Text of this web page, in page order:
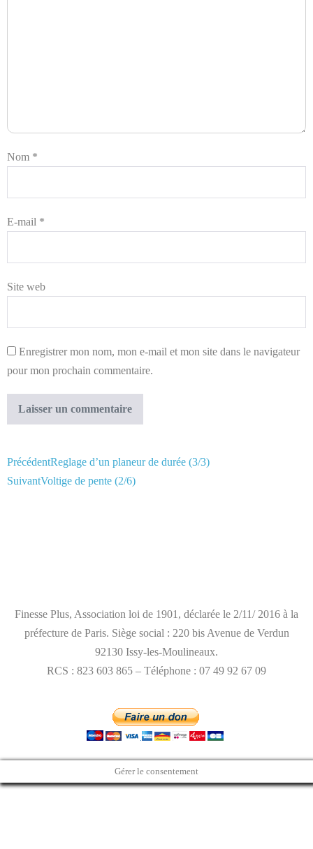
Nom *
E-mail *
Site web
Enregistrer mon nom, mon e-mail et mon site dans le navigateur
pour mon prochain commentaire.
PrécédentReglage d’un planeur de durée (3/3)
SuivantVoltige de pente (2/6)
Finesse Plus, Association loi de 1901, déclarée le 2/11/ 2016 à la
préfecture de Paris. Siège social : 220 bis Avenue de Verdun
92130 Issy-les-Moulineaux.
RCS : 823 603 865 – Téléphone : 07 49 92 67 09
Gérer le consentement